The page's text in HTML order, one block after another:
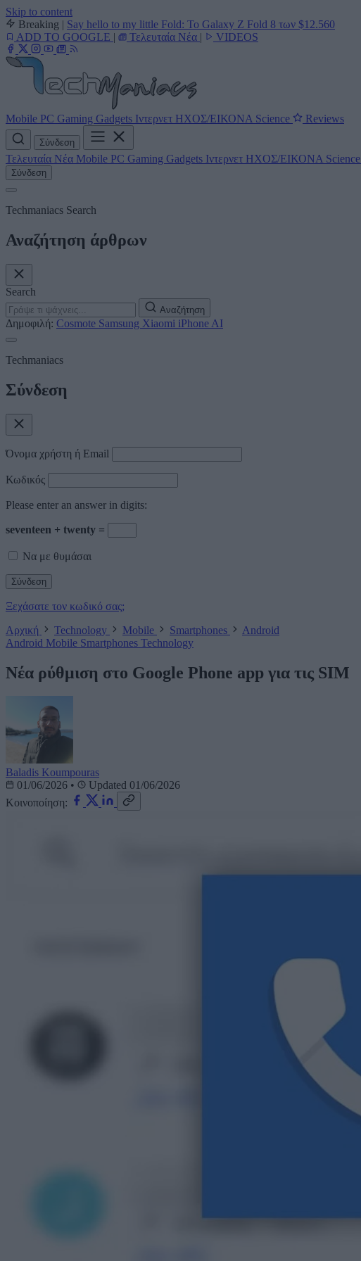
Skip to content
Breaking | Say hello to my little Fold: Το Galaxy Z Fold 8 των $12.560
ADD TO GOOGLE | Τελευταία Νέα | VIDEOS
Mobile PC Gaming Gadgets Ιντερνετ ΗΧΟΣ/ΕΙΚΟΝΑ Science Reviews
Σύνδεση
Τελευταία Νέα Mobile PC Gaming Gadgets Ιντερνετ ΗΧΟΣ/ΕΙΚΟΝΑ Science
Σύνδεση
Techmaniacs Search
Αναζήτηση άρθρων
Search
Αναζήτηση
Δημοφιλή: Cosmote Samsung Xiaomi iPhone AI
Techmaniacs
Σύνδεση
Όνομα χρήστη ή Email
Κωδικός
Please enter an answer in digits:
seventeen + twenty =
Να με θυμάσαι
Ξεχάσατε τον κωδικό σας;
Αρχική
Technology Mobile Smartphones
Android
Android Mobile Smartphones Technology
Νέα ρύθμιση στο Google Phone app για τις SIM
Baladis Koumpouras
01/06/2026 •
Updated 01/06/2026
Κοινοποίηση: